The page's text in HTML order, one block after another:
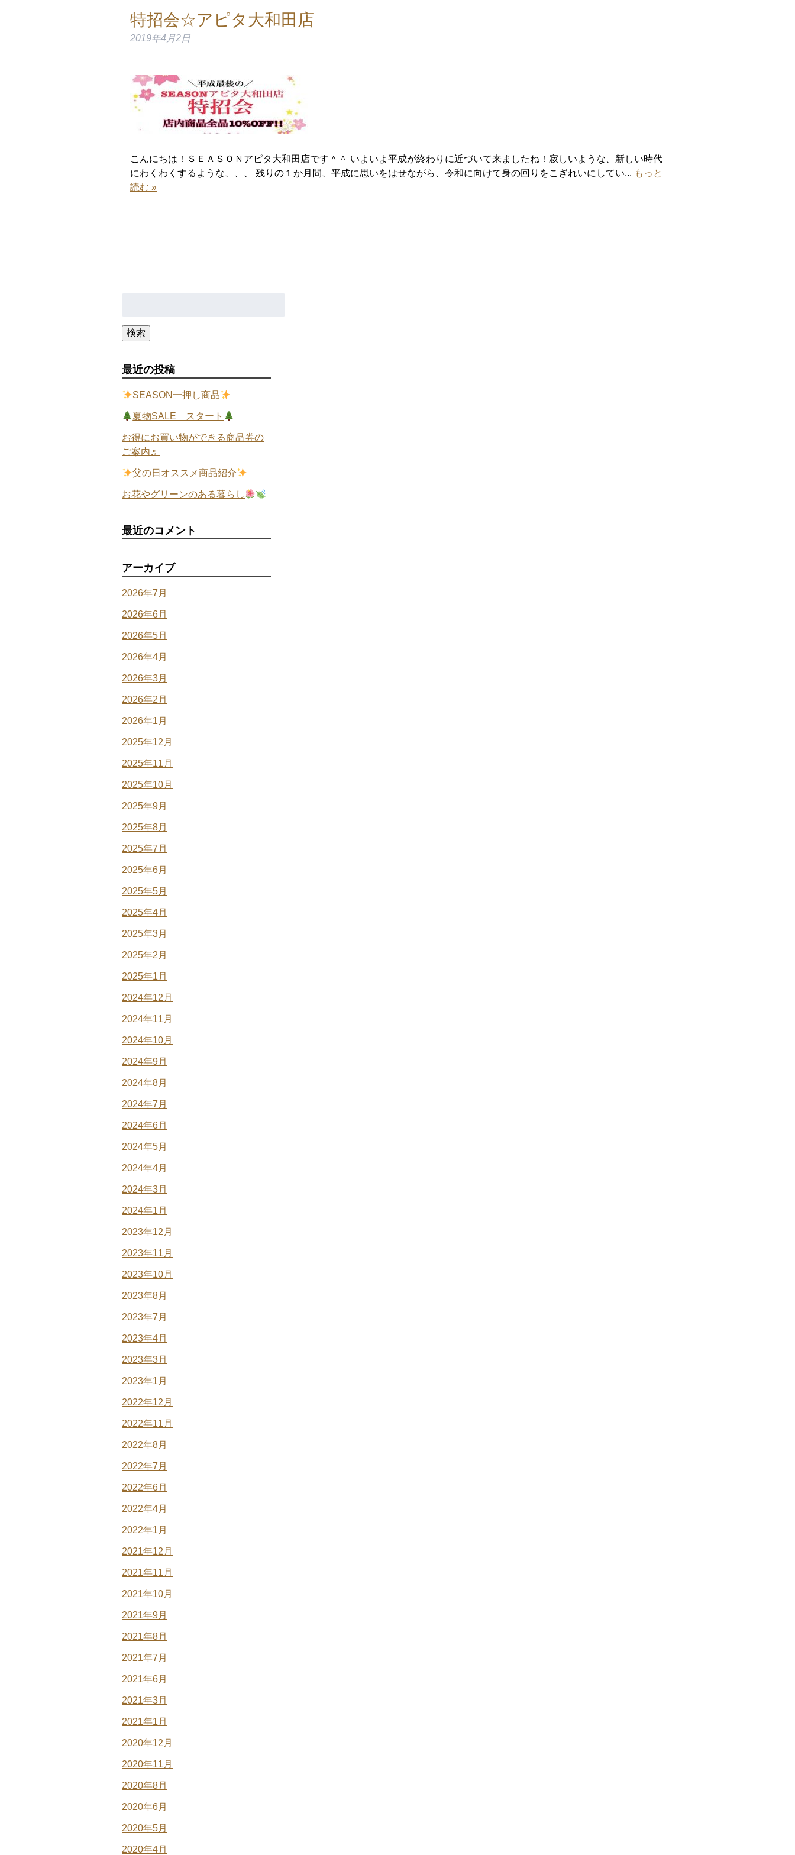
特招会☆アピタ大和田店
2019年4月2日
こんにちは！ＳＥＡＳＯＮアピタ大和田店です＾＾ いよいよ平成が終わりに近づいて来ましたね！寂しいような、新しい時代
にわくわくするような、、、 残りの１か月間、平成に思いをはせながら、令和に向けて身の回りをこぎれいにしてい... もっと
読む »
検索
最近の投稿
SEASON一押し商品
夏物SALE スタート
お得にお買い物ができる商品券の
ご案内♬
父の日オススメ商品紹介
お花やグリーンのある暮らし
最近のコメント
アーカイブ
2026年7月
2026年6月
2026年5月
2026年4月
2026年3月
2026年2月
2026年1月
2025年12月
2025年11月
2025年10月
2025年9月
2025年8月
2025年7月
2025年6月
2025年5月
2025年4月
2025年3月
2025年2月
2025年1月
2024年12月
2024年11月
2024年10月
2024年9月
2024年8月
2024年7月
2024年6月
2024年5月
2024年4月
2024年3月
2024年1月
2023年12月
2023年11月
2023年10月
2023年8月
2023年7月
2023年4月
2023年3月
2023年1月
2022年12月
2022年11月
2022年8月
2022年7月
2022年6月
2022年4月
2022年1月
2021年12月
2021年11月
2021年10月
2021年9月
2021年8月
2021年7月
2021年6月
2021年3月
2021年1月
2020年12月
2020年11月
2020年8月
2020年6月
2020年5月
2020年4月